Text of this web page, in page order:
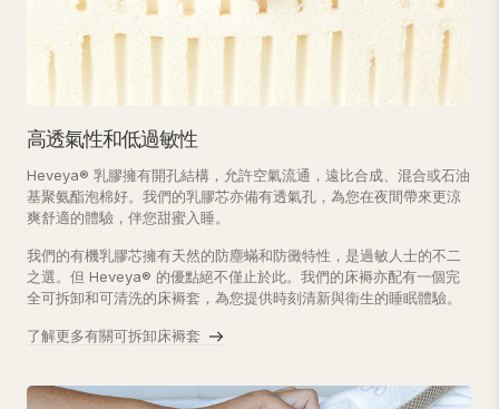
高透氣性和低過敏性
Heveya® 乳膠擁有開孔結構，允許空氣流通，遠比合成、混合或石油
基聚氨酯泡棉好。我們的乳膠芯亦備有透氣孔，為您在夜間帶來更涼
爽舒適的體驗，伴您甜蜜入睡。
我們的有機乳膠芯擁有天然的防塵蟎和防黴特性，是過敏人士的不二
之選。但 Heveya® 的優點絕不僅止於此。我們的床褥亦配有一個完
全可拆卸和可清洗的床褥套，為您提供時刻清新與衛生的睡眠體驗。
了解更多有關可拆卸床褥套